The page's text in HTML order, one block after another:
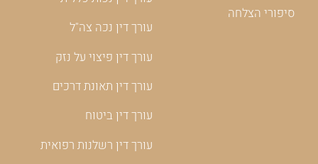
סיפורי הצלחה
עורך דין נכה צה"ל
עורך דין פיצוי על נזק
עורך דין תאונת דרכים
עורך דין ביטוח
עורך דין רשלנות רפואית